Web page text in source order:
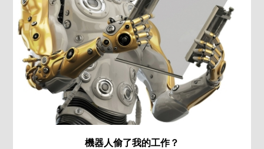
機器人偷了我的工作？